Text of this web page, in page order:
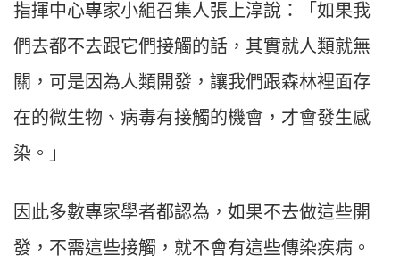
指揮中心專家小組召集人張上淳說：「如果我
們去都不去跟它們接觸的話，其實就人類就無
關，可是因為人類開發，讓我們跟森林裡面存
在的微生物、病毒有接觸的機會，才會發生感
染。」
因此多數專家學者都認為，如果不去做這些開
發，不需這些接觸，就不會有這些傳染疾病。